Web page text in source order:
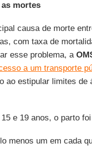
mortes
causa de morte
com taxa de
esse problema, a
a um transporte
estipular limites de
e 19 anos, o parto
menos um em cada